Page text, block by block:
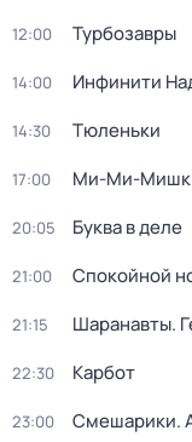
12:00 Турбозавры
14:00 Инфинити
14:30 Тюленьки
17:00 Ми-Ми-
20:05 Буква в деле
21:00 Спокойной
21:15 Шаранавты.
22:30 Карбот
23:00 Смешарики.